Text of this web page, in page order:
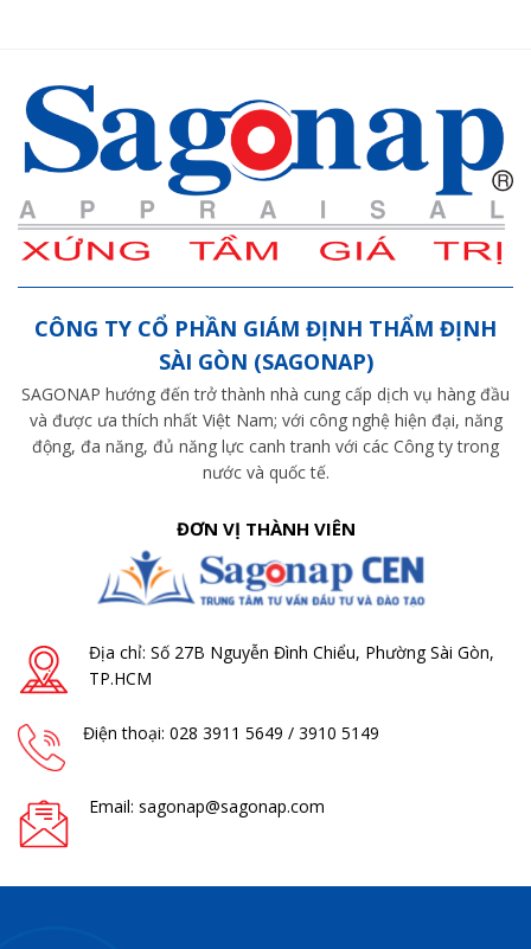
CÔNG TY CỔ PHẦN GIÁM ĐỊNH THẨM ĐỊNH
SÀI GÒN (SAGONAP)
SAGONAP hướng đến trở thành nhà cung cấp dịch vụ hàng đầu
và được ưa thích nhất Việt Nam; với công nghệ hiện đại, năng
động, đa năng, đủ năng lực canh tranh với các Công ty trong
nước và quốc tế.
ĐƠN VỊ THÀNH VIÊN
Địa chỉ: Số 27B Nguyễn Đình Chiểu, Phường Sài Gòn,
TP.HCM
Điện thoại: 028 3911 5649 / 3910 5149
Email: sagonap@sagonap.com